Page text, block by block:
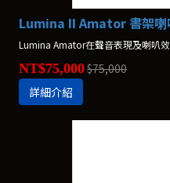
Lumina II Amator 書架
NT$75,000$75,000
詳細介紹